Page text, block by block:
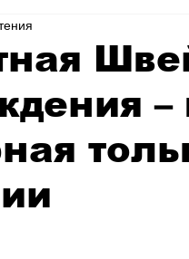
искусства Swiss–